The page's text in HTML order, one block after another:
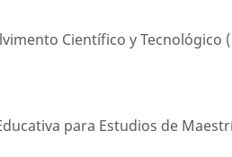
Científico y Tecnológico
para Estudios de